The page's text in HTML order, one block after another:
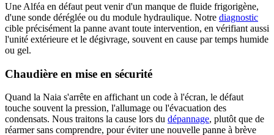
Une Alféa en défaut peut venir d'un manque de fluide frigorigène,
d'une sonde déréglée ou du module hydraulique. Notre diagnostic
cible précisément la panne avant toute intervention, en vérifiant aussi
l'unité extérieure et le dégivrage, souvent en cause par temps humide
ou gel.
Chaudière en mise en sécurité
Quand la Naia s'arrête en affichant un code à l'écran, le défaut
touche souvent la pression, l'allumage ou l'évacuation des
condensats. Nous traitons la cause lors du dépannage, plutôt que de
réarmer sans comprendre, pour éviter une nouvelle panne à brève